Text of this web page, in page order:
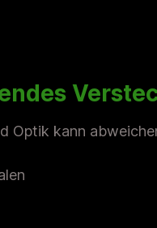
Optik kann